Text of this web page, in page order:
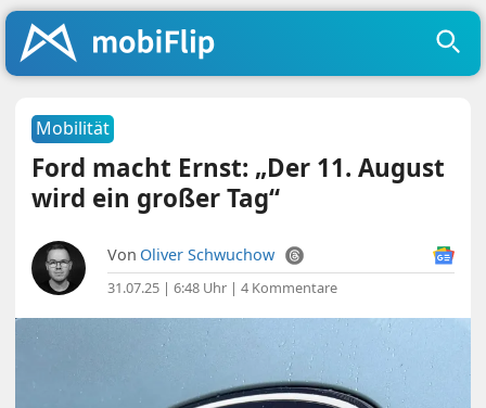
Mobilität
Ford macht Ernst: „Der 11. August
wird ein großer Tag“
Von Oliver Schwuchow
31.07.25 | 6:48 Uhr |4 Kommentare